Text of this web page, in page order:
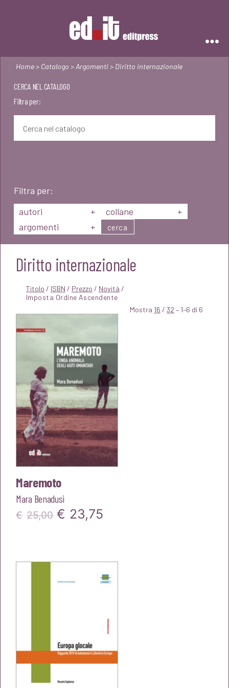
Home> Catalogo > Argomenti> Diritto internazionale
CERCA NEL CATALOGO
Filtra per:
Filtra per:
autori
+ collane
+
argomenti
+ cerca
Diritto internazionale
Titolo / ISBN / Prezzo / Novità /
Mostra 16 / 32 – 1–6 di 6
Maremoto
Mara Benadusi
€ 25,00 Il
€ 23,75
è: